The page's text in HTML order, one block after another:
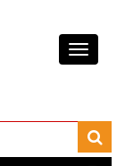
Toggle